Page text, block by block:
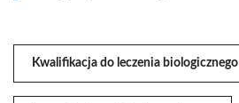
Kwalifikacja do leczenia biologicznego